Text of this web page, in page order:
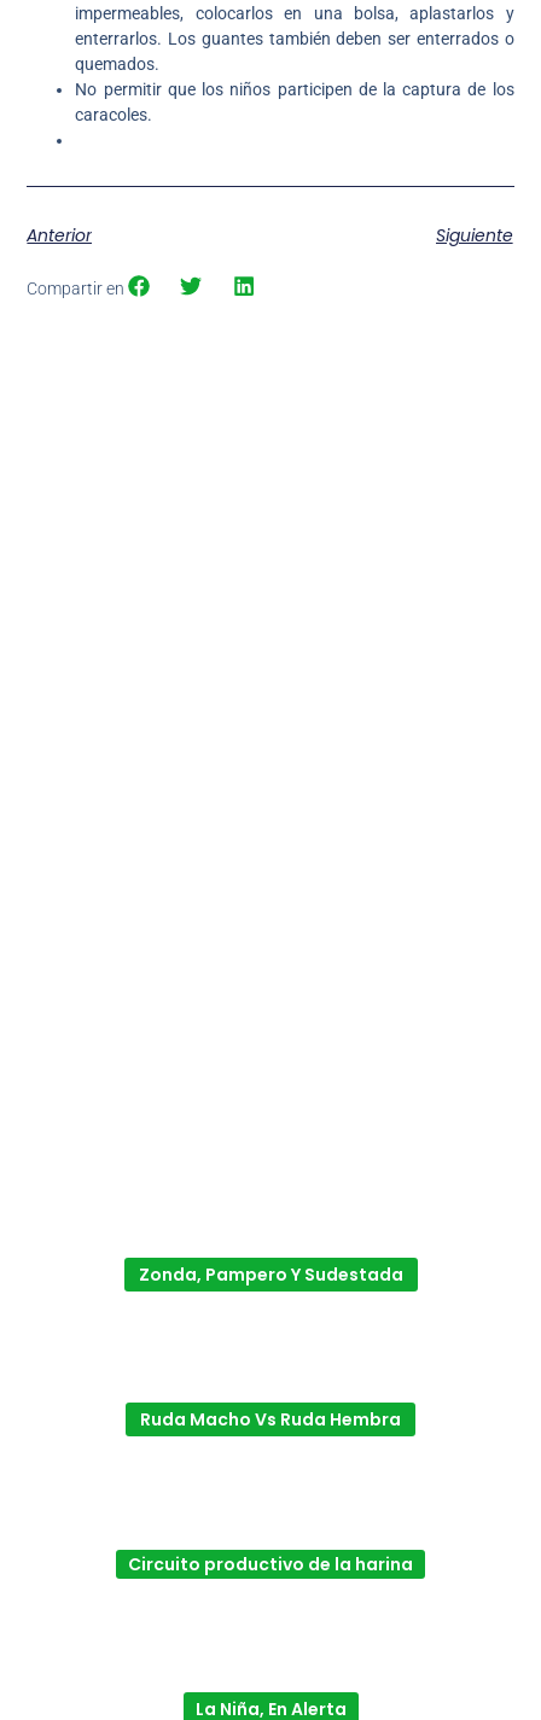
impermeables, colocarlos en una bolsa, aplastarlos y
enterrarlos. Los guantes también deben ser enterrados o
quemados.
No permitir que los niños participen de la captura de los
caracoles.
Anterior Siguiente
Compartir en
Zonda, Pampero Y Sudestada
Ruda Macho Vs Ruda Hembra
Circuito productivo de la harina
La Niña, En Alerta